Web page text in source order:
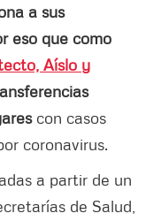
a sus
eso que como
Aíslo y
con casos
coronavirus.
a partir de un
de Salud,